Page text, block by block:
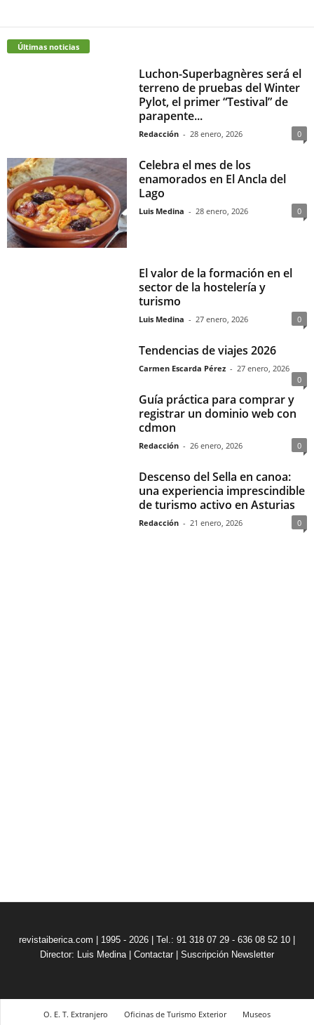
Últimas noticias
Luchon-Superbagnères será el
terreno de pruebas del Winter
Pylot, el primer “Testival” de
parapente...
Redacción - 28 enero, 2026 0
Celebra el mes de los
enamorados en El Ancla del
Lago
Luis Medina - 28 enero, 2026 0
El valor de la formación en el
sector de la hostelería y
turismo
Luis Medina - 27 enero, 2026 0
Tendencias de viajes 2026
Carmen Escarda Pérez - 27 enero, 2026
0
Guía práctica para comprar y
registrar un dominio web con
cdmon
Redacción - 26 enero, 2026 0
Descenso del Sella en canoa:
una experiencia imprescindible
de turismo activo en Asturias
Redacción - 21 enero, 2026 0
revistaiberica.com | 1995 - 2026 | Tel.: 91 318 07 29 - 636 08 52 10 |
Director: Luis Medina
Contactar Suscripción Newsletter
O. E. T. Extranjero Oficinas de Turismo Exterior Museos